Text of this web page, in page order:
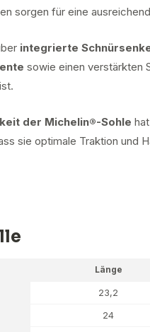
sorgen für eine
integrierte
sowie einen verstärkten
der Michelin®-Sohle
sie optimale Traktion und
Länge
23,2
24